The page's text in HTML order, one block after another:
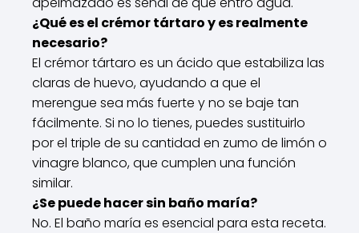
¿Qué es el crémor tártaro y es realmente
necesario?
El crémor tártaro es un ácido que estabiliza las
claras de huevo, ayudando a que el
merengue sea más fuerte y no se baje tan
fácilmente. Si no lo tienes, puedes sustituirlo
por el triple de su cantidad en zumo de limón o
vinagre blanco, que cumplen una función
similar.
¿Se puede hacer sin baño maría?
No. El baño maría es esencial para esta receta.